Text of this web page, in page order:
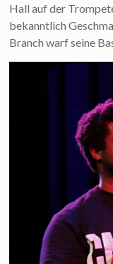
Hall auf der
bekanntlich
Branch warf seine